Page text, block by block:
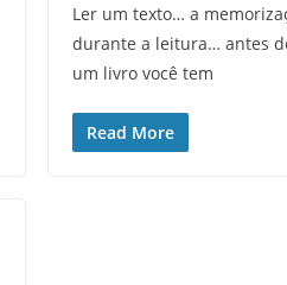
Ler um texto… a
durante a leitura… antes
um livro você tem
Read More